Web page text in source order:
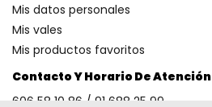
Contacto Y Horario De Atención
606 58 10 86 / 91 688 25 99
Mis datos personales
Mis vales
Mis productos favoritos